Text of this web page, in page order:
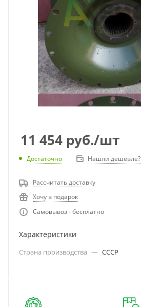
11 454 руб./шт
Достаточно Нашли дешевле?
Рассчитать доставку
Хочу в подарок
Самовывоз - бесплатно
Характеристики
Страна производства — СССР